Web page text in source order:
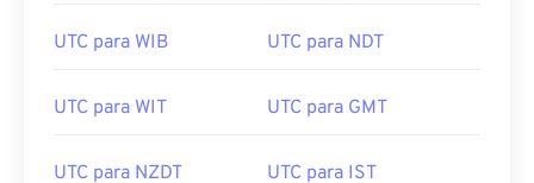
UTC para WIB UTC para NDT
UTC para WIT UTC para GMT
UTC para NZDT UTC para IST